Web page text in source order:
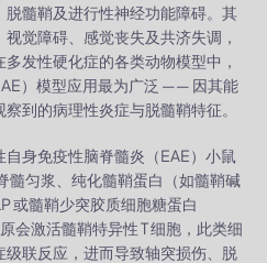
髓鞘及进行性神经功能障碍。其
觉障碍、感觉丧失及共济失调，
发性硬化症的各类动物模型中，
）模型应用最为广泛 —— 因其能
到的病理性炎症与脱髓鞘特征。
身免疫性脑脊髓炎（EAE）小鼠
髓匀浆、纯化髓鞘蛋白（如髓鞘碱
或髓鞘少突胶质细胞糖蛋白
会激活髓鞘特异性 T 细胞，此类细
联反应，进而导致轴突损伤、脱